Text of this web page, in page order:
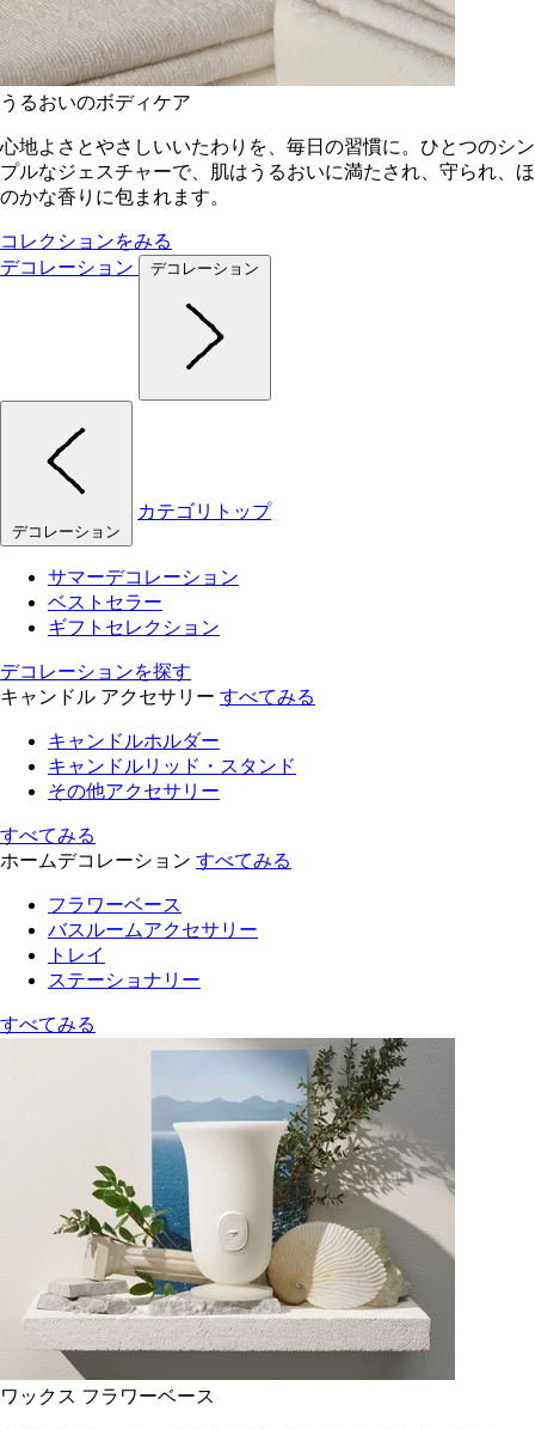
うるおいのボディケア
心地よさとやさしいいたわりを、毎日の習慣に。ひとつのシン
プルなジェスチャーで、肌はうるおいに満たされ、守られ、ほ
のかな香りに包まれます。
コレクションをみる
デコレーション
デコレーション
デコレーション
カテゴリトップ
サマーデコレーション
ベストセラー
ギフトセレクション
デコレーションを探す
キャンドル アクセサリー すべてみる
キャンドルホルダー
キャンドルリッド・スタンド
その他アクセサリー
すべてみる
ホームデコレーション すべてみる
フラワーベース
バスルームアクセサリー
トレイ
ステーショナリー
すべてみる
ワックス フラワーベース